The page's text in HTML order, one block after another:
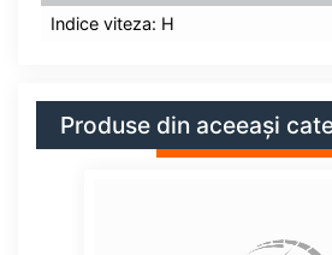
Indice viteza: H
Produse din aceeași